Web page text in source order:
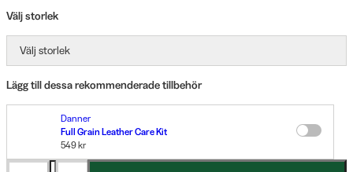
Välj storlek
Välj storlek
Lägg till dessa rekommenderade tillbehör
Danner
Full Grain Leather Care Kit
549 kr